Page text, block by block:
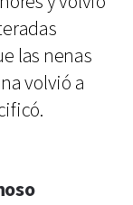
las nenas
volvió a